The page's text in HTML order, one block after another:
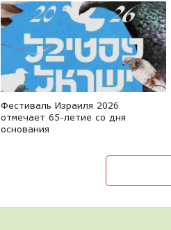
Фестиваль Израиля 2026
отмечает 65-летие со дня
основания